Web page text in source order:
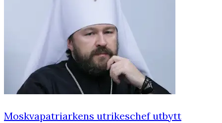
Moskvapatriarkens utrikeschef utbytt